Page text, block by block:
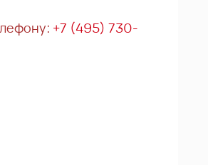
+7 (495) 730-